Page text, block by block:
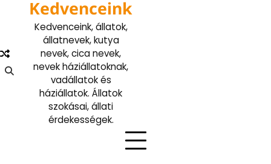
Kedvenceink
Kedvenceink, állatok,
állatnevek, kutya
nevek, cica nevek,
nevek háziállatoknak,
vadállatok és
háziállatok. Állatok
szokásai, állati
érdekességek.